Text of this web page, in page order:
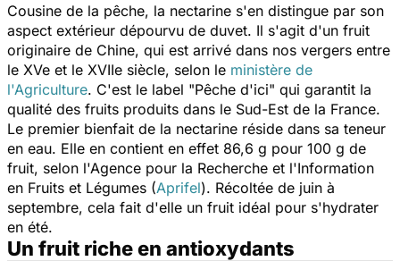
Cousine de la pêche, la nectarine s'en distingue par son
aspect extérieur dépourvu de duvet. Il s'agit d'un fruit
originaire de Chine, qui est arrivé dans nos vergers entre
le XVe et le XVIIe siècle, selon le ministère de
l'Agriculture. C'est le label "Pêche d'ici" qui garantit la
qualité des fruits produits dans le Sud-Est de la France.
Le premier bienfait de la nectarine réside dans sa teneur
en eau. Elle en contient en effet 86,6 g pour 100 g de
fruit, selon l'Agence pour la Recherche et l'Information
en Fruits et Légumes (Aprifel). Récoltée de juin à
septembre, cela fait d'elle un fruit idéal pour s'hydrater
en été.
Un fruit riche en antioxydants